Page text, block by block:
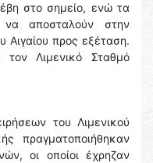
στο σημείο, ενώ τα
να αποσταλούν στην
Αιγαίου προς εξέταση.
τον Λιμενικό Σταθμό
του Λιμενικού
πραγματοποιήθηκαν
οι οποίοι έχρηζαν